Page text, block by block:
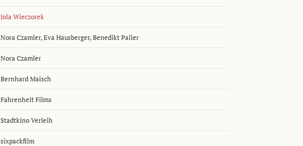
Jola Wieczorek
Nora Czamler,Eva Hausberger,Benedikt Palier
Nora Czamler
Bernhard Maisch
Fahrenheit Films
Stadtkino Verleih
sixpackfilm